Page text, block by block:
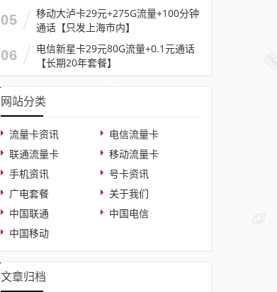
05
移动大泸卡29元+275G流量+100分钟
通话【只发上海市内】
06
电信新星卡29元80G流量+0.1元通话
【长期20年套餐】
网站分类
流量卡资讯
电信流量卡
联通流量卡
移动流量卡
手机资讯
号卡资讯
广电套餐
关于我们
中国联通
中国电信
中国移动
文章归档